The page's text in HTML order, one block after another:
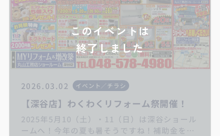
2026.03.02 イベント／チラシ
【深谷店】わくわくリフォーム祭開催！
2025年5月10（土）・11（日）は深谷ショール
ームへ！今年の夏も暑そうですね！補助金を利
このイベントは
終了しました